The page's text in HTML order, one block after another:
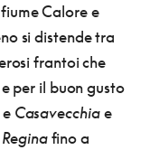
Calore e
si distende tra
frantoi che
per il buon gusto
Casavecchiae
fino a